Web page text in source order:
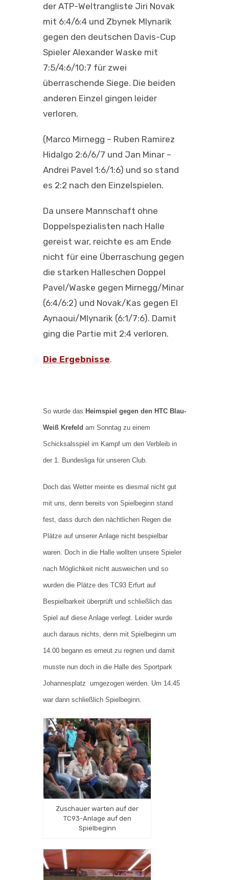
der ATP-Weltrangliste Jiri Novak
mit 6:4/6:4 und Zbynek Mlynarik
gegen den deutschen Davis-Cup
Spieler Alexander Waske mit
7:5/4:6/10:7 für zwei
überraschende Siege. Die beiden
anderen Einzel gingen leider
verloren.
(Marco Mirnegg – Ruben Ramirez
Hidalgo 2:6/6/7 und Jan Minar –
Andrei Pavel 1:6/1:6) und so stand
es 2:2 nach den Einzelspielen.
Da unsere Mannschaft ohne
Doppelspezialisten nach Halle
gereist war, reichte es am Ende
nicht für eine Überraschung gegen
die starken Halleschen Doppel
Pavel/Waske gegen Mirnegg/Minar
(6:4/6:2) und Novak/Kas gegen El
Aynaoui/Mlynarik (6:1/7:6). Damit
ging die Partie mit 2:4 verloren.
Die Ergebnisse.
So wurde das Heimspiel gegen den HTC Blau-
Weiß Krefeld am Sonntag zu einem
Schicksalsspiel im Kampf um den Verbleib in
der 1. Bundesliga für unseren Club.
Doch das Wetter meinte es diesmal nicht gut
mit uns, denn bereits von Spielbeginn stand
fest, dass durch den nächtlichen Regen die
Plätze auf unserer Anlage nicht bespielbar
waren. Doch in die Halle wollten unsere Spieler
nach Möglichkeit nicht ausweichen und so
wurden die Plätze des TC93 Erfurt auf
Bespielbarkeit überprüft und schließlich das
Spiel auf diese Anlage verlegt. Leider wurde
auch daraus nichts, denn mit Spielbeginn um
14.00 begann es erneut zu regnen und damit
musste nun doch in die Halle des Sportpark
Johannesplatz umgezogen werden. Um 14.45
war dann schließlich Spielbeginn.
Zuschauer warten auf der
TC93-Anlage auf den
Spielbeginn